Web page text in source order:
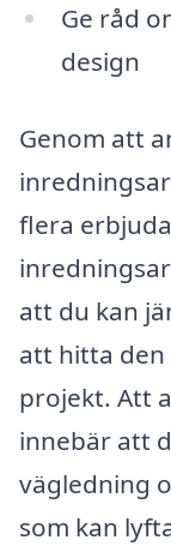
Ge råd
design
Genom att
flera
att du kan
att hitta
projekt. Att
innebär att
vägledning
som kan